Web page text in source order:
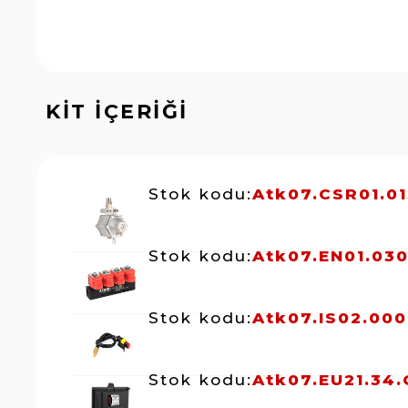
KİT İÇERİĞİ
Stok kodu:
Stok kodu:
Stok kodu:
Stok kodu: